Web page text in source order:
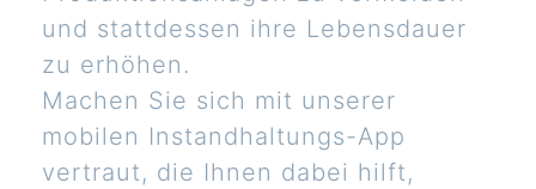
und stattdessen ihre Lebensdauer
zu erhöhen.
Machen Sie sich mit unserer
mobilen Instandhaltungs-App
vertraut, die Ihnen dabei hilft,